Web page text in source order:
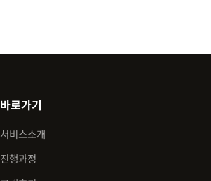
바로가기
서비스소개
진행과정